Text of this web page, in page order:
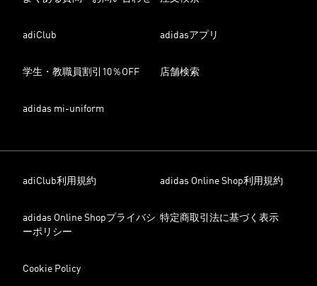
adiClub adidasアプリ
学生・教職員割引10％OFF 店舗検索
adidas mi-uniform
adiClub利用規約 adidas Online Shop利用規約
adidas Online Shopプライバシ
ーポリシー
特定商取引法に基づく表示
Cookie Policy